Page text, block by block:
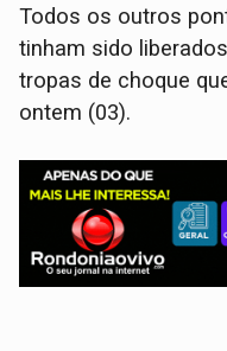
Todos os outros
tinham sido
tropas de choque
ontem (03).